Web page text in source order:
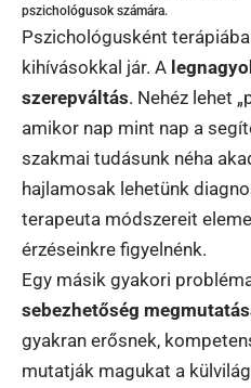
pszichológusok számára.
Pszichológusként
kihívásokkal jár. A
szerepváltás. Nehéz lehet
amikor nap mint nap a
szakmai tudásunk néha
hajlamosak lehetünk
terapeuta módszereit
érzéseinkre figyelnénk.
Egy másik gyakori
sebezhetőség
gyakran erősnek,
mutatják magukat a